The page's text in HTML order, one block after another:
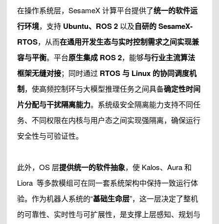
在操作系统层，SesameX 计算平台提供了统一的软件运
行环境，支持 Ubuntu、ROS 2 以及自研的 SesameX-
RTOS，从而在通用开发生态与实时控制需求之间实现兼
容与平衡。平台原生集成 ROS 2，能够与行业主流算法
框架无缝对接；同时通过 RTOS与 Linux 的协同调度机
制，使高频控制环与大模型推理任务之间具备确定性时间
片分配与干扰隔离能力。系统级安全隔离能力支持不同任
务、不同权限在内核与用户态之间实现强隔离，确保运行
安全性与可验证性。
此外，OS 层提供统一的软件抽象，使 Kalos、Aura 和
Liora 等多款模组可在同一套系统架构中保持一致运行体
验。作为机器人系统的“基础生命层”，这一层决定了整机
的可靠性、实时性与可扩展性，是支撑上层感知、规划与